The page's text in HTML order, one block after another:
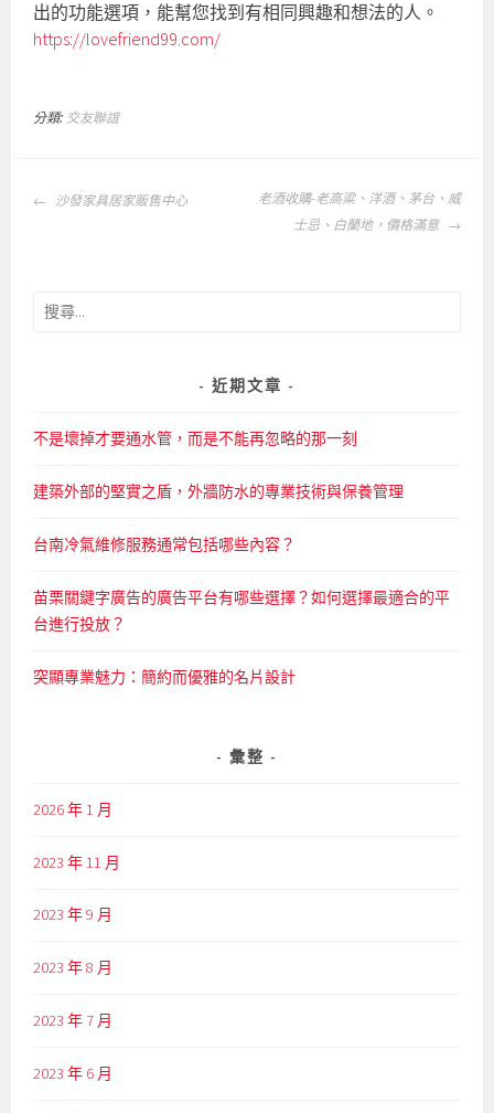
出的功能選項，能幫您找到有相同興趣和想法的人。
https://lovefriend99.com/
分類: 交友聯誼
文沙發家具居家販售中心
老酒收購-老高粱、洋酒、茅台、威
士忌、白蘭地，價格滿意
搜
近期文章
不是壞掉才要通水管，而是不能再忽略的那一刻
建築外部的堅實之盾，外牆防水的專業技術與保養管理
台南冷氣維修服務通常包括哪些內容？
苗栗關鍵字廣告的廣告平台有哪些選擇？如何選擇最適合的平
台進行投放？
突顯專業魅力：簡約而優雅的名片設計
彙整
2026 年 1 月
2023 年 11 月
2023 年 9 月
2023 年 8 月
2023 年 7 月
2023 年 6 月